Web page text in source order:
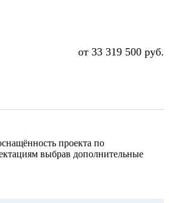
от 33 319 500 руб.
проекта по
выбрав дополнительные